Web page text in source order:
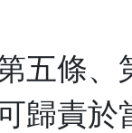
五條、
歸責於